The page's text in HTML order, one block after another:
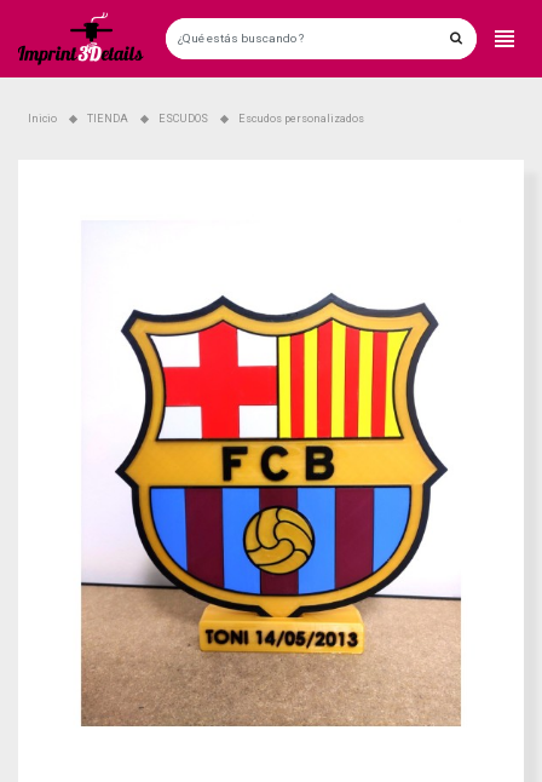
Inicio TIENDA ESCUDOS Escudos personalizados